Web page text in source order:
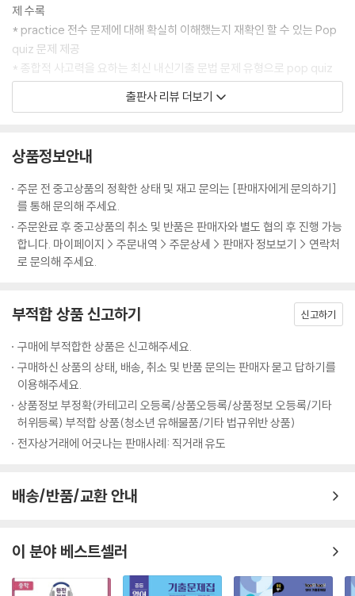
제 수록
* practice 전수 문제에 대해 확실히 이해했는지 재확인 할 수 있는 Pop
quiz 문제 제공
* 종합적 사고력을 요하는 최신 내신기출 문법 문제 유형으로 pop quiz
연습 문제 구성
- [객관식/서술형] 학생들이 특히 어려워하는 틀린 어법 고치기 문제
- [객관식] 기출에 자주 나오는 어법상 어색한 대화 찾기 문제
- [객관식] 밑줄 친 부분의 쓰임이 나머지 넷과 다른 것 찾기 문제
2. 중간 기말고사 대비 문제
* 전국 중학교 중간·기말고사에 나온 문법 문제를 철저히 분석하여 최신
출제 경향 그대로 반영
출판사 리뷰 더보기
상품정보안내
주문 전 중고상품의 정확한 상태 및 재고 문의는 [판매자에게 문의하기]
를 통해 문의해 주세요.
주문완료 후 중고상품의 취소 및 반품은 판매자와 별도 협의 후 진행 가능
합니다. 마이페이지 > 주문내역 > 주문상세 > 판매자 정보보기 > 연락처
로 문의해 주세요.
부적합 상품 신고하기 신고하기
구매에 부적합한 상품은 신고해주세요.
구매하신 상품의 상태, 배송, 취소 및 반품 문의는 판매자 묻고 답하기를
이용해주세요.
상품정보 부정확(카테고리 오등록/상품오등록/상품정보 오등록/기타
허위등록) 부적합 상품(청소년 유해물품/기타 법규위반 상품)
전자상거래에 어긋나는 판매사례: 직거래 유도
배송/반품/교환 안내
이 분야 베스트셀러